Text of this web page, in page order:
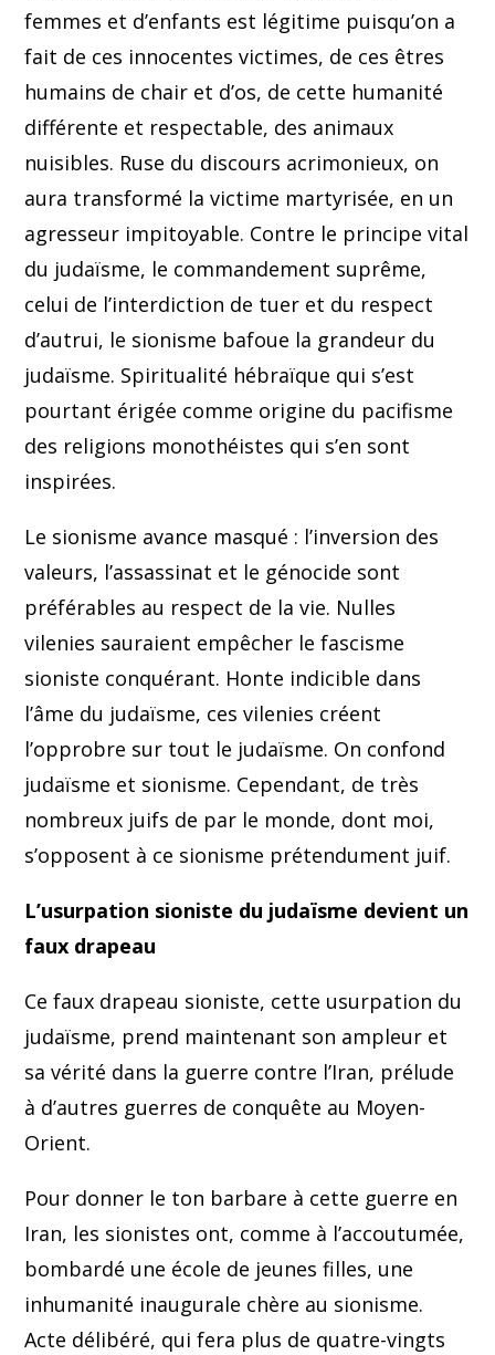
femmes et d’enfants est légitime puisqu’on a
fait de ces innocentes victimes, de ces êtres
humains de chair et d’os, de cette humanité
différente et respectable, des animaux
nuisibles. Ruse du discours acrimonieux, on
aura transformé la victime martyrisée, en un
agresseur impitoyable. Contre le principe vital
du judaïsme, le commandement suprême,
celui de l’interdiction de tuer et du respect
d’autrui, le sionisme bafoue la grandeur du
judaïsme. Spiritualité hébraïque qui s’est
pourtant érigée comme origine du pacifisme
des religions monothéistes qui s’en sont
inspirées.
Le sionisme avance masqué : l’inversion des
valeurs, l’assassinat et le génocide sont
préférables au respect de la vie. Nulles
vilenies sauraient empêcher le fascisme
sioniste conquérant. Honte indicible dans
l’âme du judaïsme, ces vilenies créent
l’opprobre sur tout le judaïsme. On confond
judaïsme et sionisme. Cependant, de très
nombreux juifs de par le monde, dont moi,
s’opposent à ce sionisme prétendument juif.
L’usurpation sioniste du judaïsme devient un
faux drapeau
Ce faux drapeau sioniste, cette usurpation du
judaïsme, prend maintenant son ampleur et
sa vérité dans la guerre contre l’Iran, prélude
à d’autres guerres de conquête au Moyen-
Orient.
Pour donner le ton barbare à cette guerre en
Iran, les sionistes ont, comme à l’accoutumée,
bombardé une école de jeunes filles, une
inhumanité inaugurale chère au sionisme.
Acte délibéré, qui fera plus de quatre-vingts